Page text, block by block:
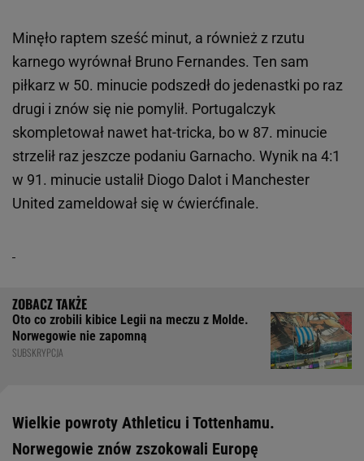
Minęło raptem sześć minut, a również z rzutu
karnego wyrównał Bruno Fernandes. Ten sam
piłkarz w 50. minucie podszedł do jedenastki po raz
drugi i znów się nie pomylił. Portugalczyk
skompletował nawet hat-tricka, bo w 87. minucie
strzelił raz jeszcze podaniu Garnacho. Wynik na 4:1
w 91. minucie ustalił Diogo Dalot i Manchester
United zameldował się w ćwierćfinale.
Oto co zrobili kibice Legii na meczu z Molde.
Norwegowie nie zapomną
SUBSKRYPCJA
Wielkie powroty Athleticu i Tottenhamu.
Norwegowie znów zszokowali Europę